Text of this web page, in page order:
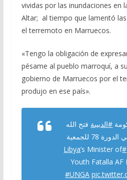
vividas por las inundaciones en
Altar; al tiempo que lamentó
el terremoto en Marruecos.
«Tengo la obligación de
pésame al pueblo marroquí, a
gobierno de Marruecos por el
produjo en ese país».
#الدبيبة فتح الله
في الدورة 78 للجمعية
#Libya
’s Minister of
Youth Fatalla AF
#UNGA